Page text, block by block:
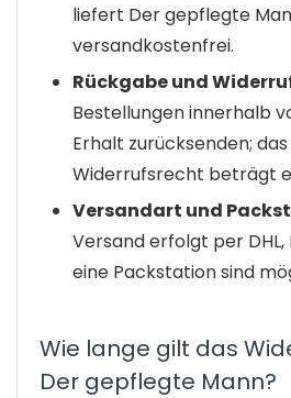
liefert Der gepflegte
versandkostenfrei.
Rückgabe und
Bestellungen innerhalb
Erhalt zurücksenden;
Widerrufsrecht beträgt
Versandart und
Versand erfolgt per DHL,
eine Packstation sind
Wie lange gilt das
Der gepflegte Mann?